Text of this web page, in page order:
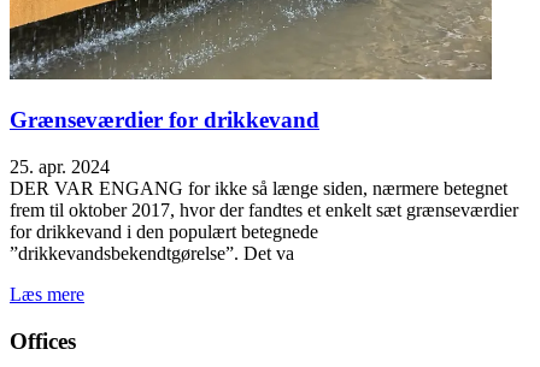
Grænseværdier for drikkevand
25. apr. 2024
DER VAR ENGANG for ikke så længe siden, nærmere betegnet
frem til oktober 2017, hvor der fandtes et enkelt sæt grænseværdier
for drikkevand i den populært betegnede
”drikkevandsbekendtgørelse”. Det va
Læs mere
Offices